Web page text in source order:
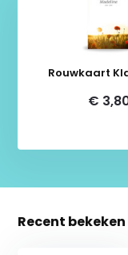
Rouwkaart
€
Recent bekeken